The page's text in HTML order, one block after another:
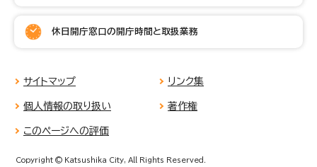
休日開庁窓口の開庁時間と取扱業務
サイトマップ リンク集
個人情報の取り扱い 著作権
このページへの評価
Copyright © Katsushika City, All Rights Reserved.